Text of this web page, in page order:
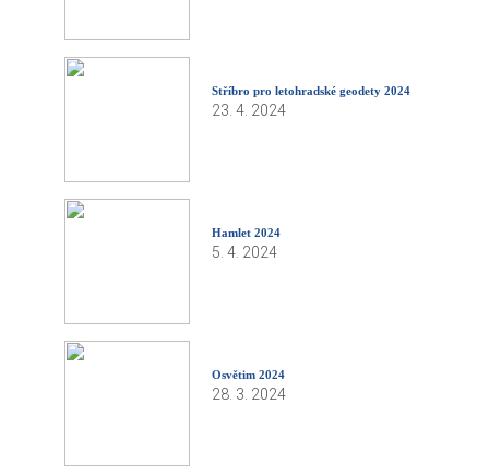
Stříbro pro letohradské geodety 2024
23. 4. 2024
Hamlet 2024
5. 4. 2024
Osvětim 2024
28. 3. 2024